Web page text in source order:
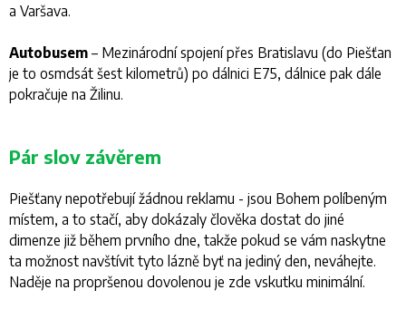
a Varšava.
Autobusem – Mezinárodní spojení přes Bratislavu (do Piešťan
je to osmdsát šest kilometrů) po dálnici E75, dálnice pak dále
pokračuje na Žilinu.
Pár slov závěrem
Piešťany nepotřebují žádnou reklamu - jsou Bohem políbeným
místem, a to stačí, aby dokázaly člověka dostat do jiné
dimenze již během prvního dne, takže pokud se vám naskytne
ta možnost navštívit tyto lázně byť na jediný den, neváhejte.
Naděje na propršenou dovolenou je zde vskutku minimální.